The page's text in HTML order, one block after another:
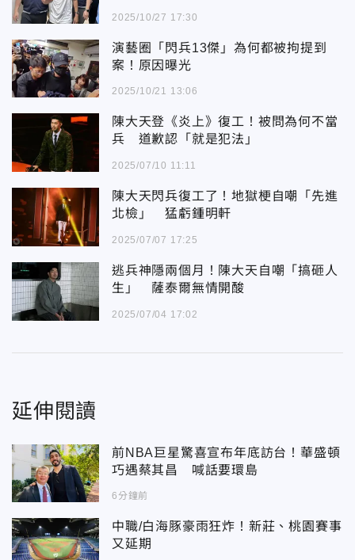
2025/10/27 17:30
演藝圈「閃兵13傑」為何都被拘提到
案！原因曝光
2025/10/21 13:06
陳大天登《炎上》復工！被問為何不當
兵 道歉認「就是犯法」
2025/07/10 11:11
陳大天閃兵復工了！地獄梗自嘲「先進
北檢」 猛虧鍾明軒
2025/07/07 17:25
逃兵神隱兩個月！陳大天自嘲「搞砸人
生」 薩泰爾無情開酸
2025/07/04 17:02
延伸閱讀
前NBA巨星驚喜宣布年底訪台！華盛頓
巧遇蔡其昌 喊話要環島
6分鐘前
中職/白海豚豪雨狂炸！新莊、桃園賽事
又延期